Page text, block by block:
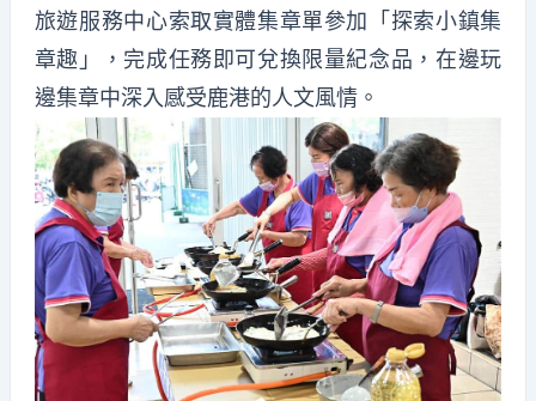
旅遊服務中心索取實體集章單參加「探索小鎮集
章趣」，完成任務即可兌換限量紀念品，在邊玩
邊集章中深入感受鹿港的人文風情。